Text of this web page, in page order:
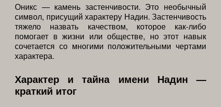
Оникс — камень застенчивости. Это необычный
символ, присущий характеру Надин. Застенчивость
тяжело назвать качеством, которое как-либо
помогает в жизни или обществе, но этот навык
сочетается со многими положительными чертами
характера.
Характер и тайна имени Надин —
краткий итог